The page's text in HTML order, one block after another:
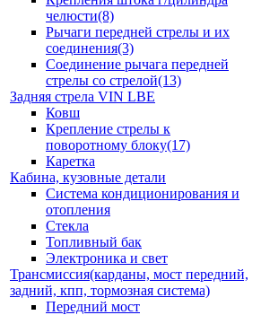
челюсти(8)
Рычаги передней стрелы и их
соединения(3)
Соединение рычага передней
стрелы со стрелой(13)
Задняя стрела VIN LBE
Ковш
Крепление стрелы к
поворотному блоку(17)
Каретка
Кабина, кузовные детали
Система кондиционирования и
отопления
Стекла
Топливный бак
Электроника и свет
Трансмиссия(карданы, мост передний,
задний, кпп, тормозная система)
Передний мост